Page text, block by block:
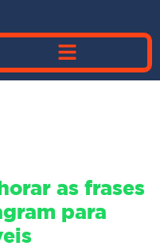
as frases
para